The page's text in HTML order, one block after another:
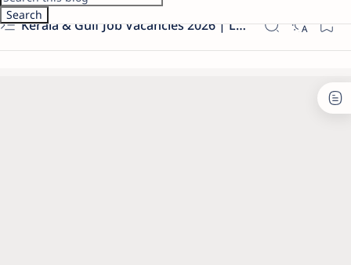
Kerala & Gulf Job Vacancies 2026 | Latest Govt & Private Jobs